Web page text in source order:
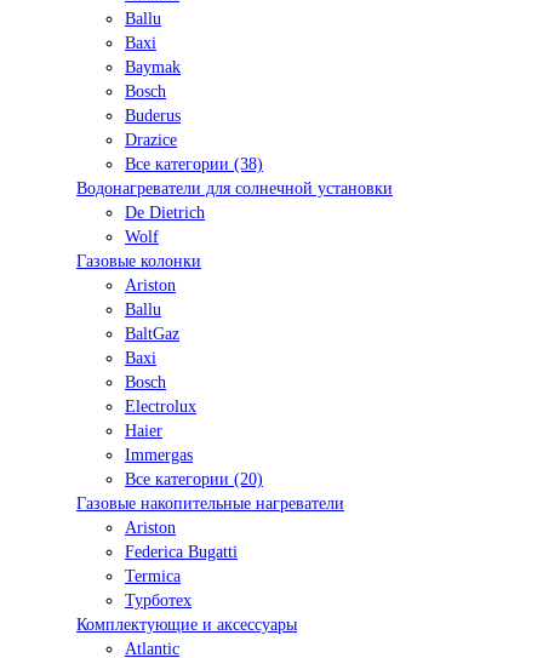
Ballu
Baxi
Baymak
Bosch
Buderus
Drazice
Все категории (38)
Водонагреватели для солнечной установки
De Dietrich
Wolf
Газовые колонки
Ariston
Ballu
BaltGaz
Baxi
Bosсh
Electrolux
Haier
Immergas
Все категории (20)
Газовые накопительные нагреватели
Ariston
Federica Bugatti
Termica
Турботех
Комплектующие и аксессуары
Atlantic